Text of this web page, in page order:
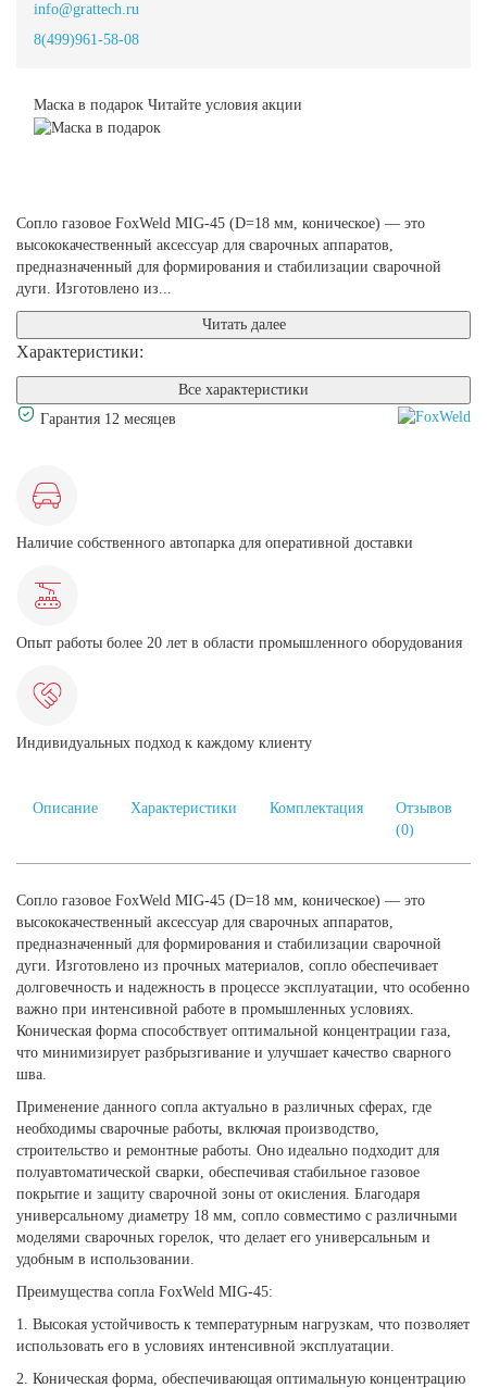
info@grattech.ru
8(499)961-58-08
Маска в подарок Читайте условия акции
Сопло газовое FoxWeld MIG-45 (D=18 мм, коническое) — это
высококачественный аксессуар для сварочных аппаратов,
предназначенный для формирования и стабилизации сварочной
дуги. Изготовлено из...
Читать далее
Характеристики:
Все характеристики
Гарантия 12 месяцев
Наличие собственного автопарка для оперативной доставки
Опыт работы более 20 лет в области промышленного оборудования
Индивидуальных подход к каждому клиенту
Описание Характеристики Комплектация
Отзывов
(0)
Сопло газовое FoxWeld MIG-45 (D=18 мм, коническое) — это
высококачественный аксессуар для сварочных аппаратов,
предназначенный для формирования и стабилизации сварочной
дуги. Изготовлено из прочных материалов, сопло обеспечивает
долговечность и надежность в процессе эксплуатации, что особенно
важно при интенсивной работе в промышленных условиях.
Коническая форма способствует оптимальной концентрации газа,
что минимизирует разбрызгивание и улучшает качество сварного
шва.
Применение данного сопла актуально в различных сферах, где
необходимы сварочные работы, включая производство,
строительство и ремонтные работы. Оно идеально подходит для
полуавтоматической сварки, обеспечивая стабильное газовое
покрытие и защиту сварочной зоны от окисления. Благодаря
универсальному диаметру 18 мм, сопло совместимо с различными
моделями сварочных горелок, что делает его универсальным и
удобным в использовании.
Преимущества сопла FoxWeld MIG-45:
1. Высокая устойчивость к температурным нагрузкам, что позволяет
использовать его в условиях интенсивной эксплуатации.
2. Коническая форма, обеспечивающая оптимальную концентрацию